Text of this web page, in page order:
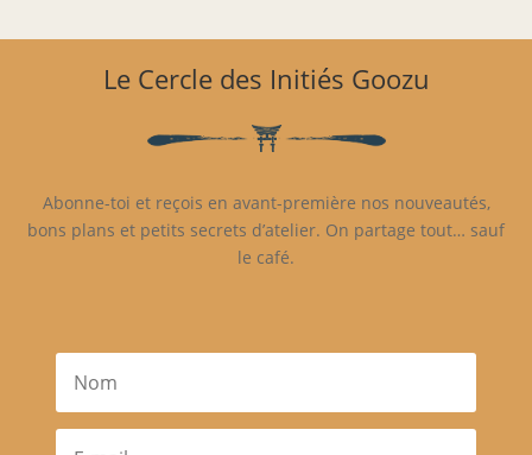
Le Cercle des Initiés Goozu
Abonne-toi et reçois en avant-première nos nouveautés,
bons plans et petits secrets d’atelier. On partage tout… sauf
le café.